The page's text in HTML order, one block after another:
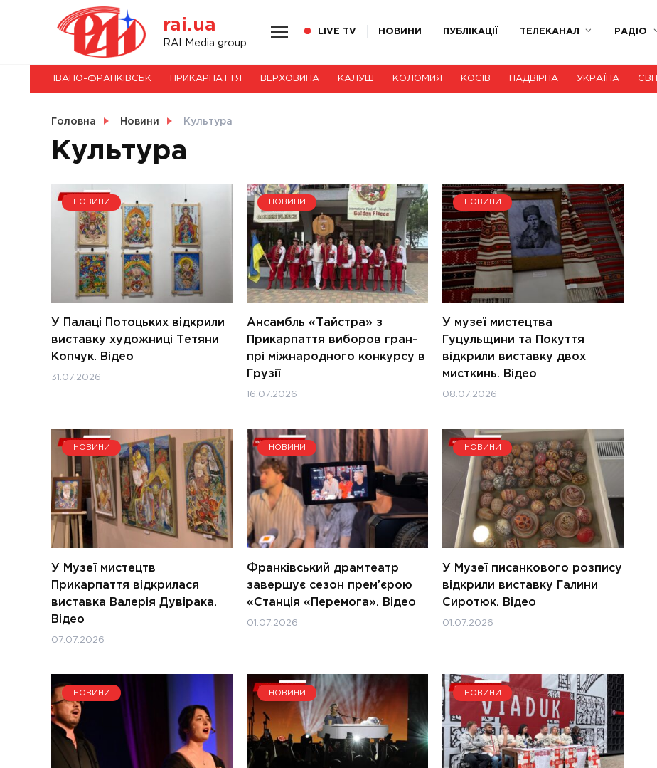
rai.ua
RAI Media group
LIVE TV НОВИНИ ПУБЛІКАЦІЇ ТЕЛЕКАНАЛ РАДІО
НОВИНИ
СВІТ
УКРАЇНА
ІВАНО-ФРАНКІВСЬК ПРИКАРПАТТЯ ВЕРХОВИНА КАЛУШ КОЛОМИЯ КОСІВ НАДВІРНА УКРАЇНА СВІТ
Головна Новини Культура
Культура
НОВИНИ
У Палаці Потоцьких відкрили
виставку художниці Тетяни
Копчук. Відео
31.07.2026
НОВИНИ
Ансамбль «Тайстра» з
Прикарпаття виборов гран-
прі міжнародного конкурсу в
Грузії
16.07.2026
НОВИНИ
У музеї мистецтва
Гуцульщини та Покуття
відкрили виставку двох
мисткинь. Відео
08.07.2026
НОВИНИ
У Музеї мистецтв
Прикарпаття відкрилася
виставка Валерія Дувірака.
Відео
07.07.2026
НОВИНИ
Франківський драмтеатр
завершує сезон прем’єрою
«Станція «Перемога». Відео
01.07.2026
НОВИНИ
У Музеї писанкового розпису
відкрили виставку Галини
Сиротюк. Відео
01.07.2026
НОВИНИ НОВИНИ НОВИНИ